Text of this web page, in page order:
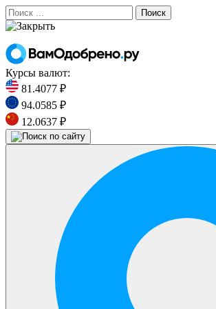
Поиск
Курсы валют:
81.4077 ₽
94.0585 ₽
12.0637 ₽